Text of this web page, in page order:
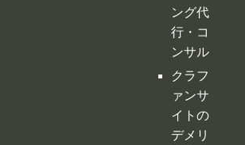
ング代
行・コ
ンサル
クラフ
ァンサ
イトの
デメリ